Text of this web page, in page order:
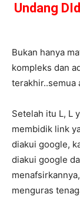
Undang
Bukan hanya
kompleks dan
terakhir..semua
Setelah itu L, L
membidik link
diakui google,
diakui google
menguras